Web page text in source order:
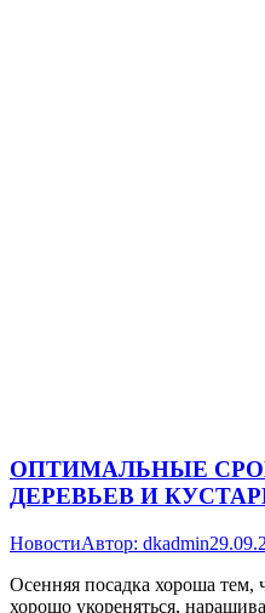
ОПТИМАЛЬНЫЕ
ДЕРЕВЬЕВ И
НовостиАвтор: dkadmin
Осенняя посадка хороша тем,
хорошо укореняться,